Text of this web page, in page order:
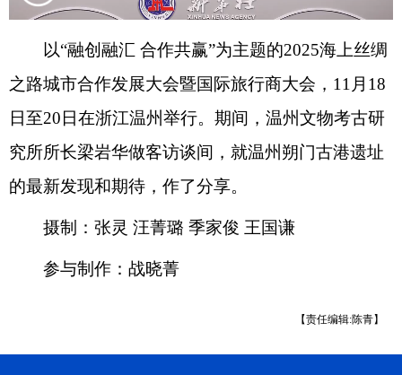
以“融创融汇 合作共赢”为主题的2025海上丝绸
之路城市合作发展大会暨国际旅行商大会，11月18
日至20日在浙江温州举行。期间，温州文物考古研
究所所长梁岩华做客访谈间，就温州朔门古港遗址
的最新发现和期待，作了分享。
摄制：张灵 汪菁璐 季家俊 王国谦
参与制作：战晓菁
【责任编辑:陈青】